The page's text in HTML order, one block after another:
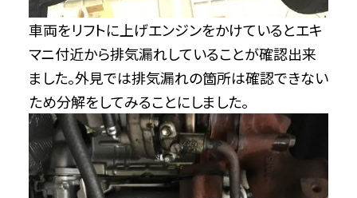
車両をリフトに上げエンジンをかけているとエキ
マニ付近から排気漏れしていることが確認出来
ました。外見では排気漏れの箇所は確認できない
ため分解をしてみることにしました。